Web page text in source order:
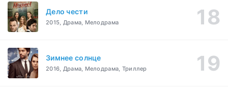
Дело чести
2015, Драма, Мелодрама
Зимнее солнце
2016, Драма, Мелодрама, Триллер